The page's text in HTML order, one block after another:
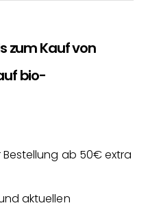
zum Kauf von
bio-
ab 50€ extra
aktuellen